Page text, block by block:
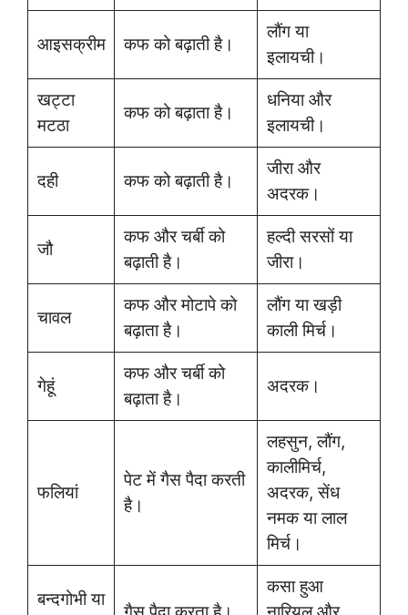
आइसक्रीम कफ को बढ़ाती है।
लौंग या
इलायची।
खट्टा
मटठा
कफ को बढ़ाता है।
धनिया और
इलायची।
दही कफ को बढ़ाती है।
जीरा और
अदरक।
जौ
कफ और चर्बी को
बढ़ाती है।
हल्दी सरसों या
जीरा।
चावल
कफ और मोटापे को
बढ़ाता है।
लौंग या खड़ी
काली मिर्च।
गेहूं
कफ और चर्बी को
बढ़ाता है।
अदरक।
फलियां
पेट में गैस पैदा करती
है।
लहसुन, लौंग,
कालीमिर्च,
अदरक, सेंध
नमक या लाल
मिर्च।
बन्दगोभी या
कसा हुआ